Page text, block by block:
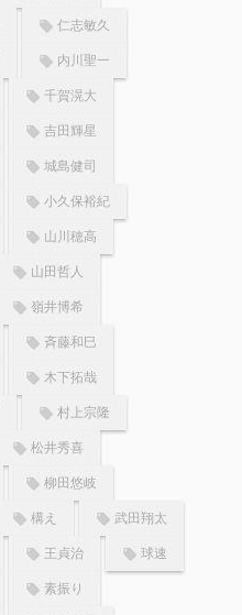
仁志敏久
内川聖一
千賀滉大
吉田輝星
城島健司
小久保裕紀
山川穂高
山田哲人
嶺井博希
斉藤和巳
木下拓哉
村上宗隆
松井秀喜
柳田悠岐
構え 武田翔太
王貞治 球速
素振り